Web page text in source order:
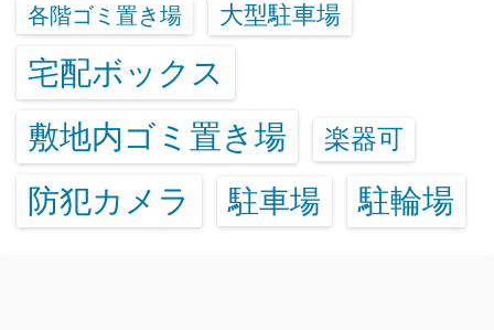
各階ゴミ置き場 大型駐車場
宅配ボックス
敷地内ゴミ置き場
楽器可
防犯カメラ 駐車場 駐輪場